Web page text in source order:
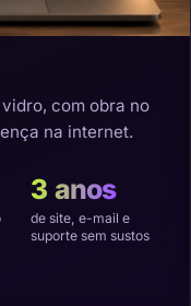
com obra no
na internet.
3 anos
de site, e-mail e
suporte sem sustos